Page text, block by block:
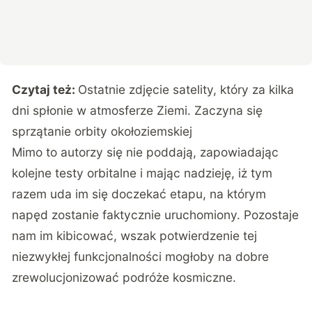
Czytaj też: Ostatnie zdjęcie satelity, który za kilka
dni spłonie w atmosferze Ziemi. Zaczyna się
sprzątanie orbity okołoziemskiej
Mimo to autorzy się nie poddają, zapowiadając
kolejne testy orbitalne i mając nadzieję, iż tym
razem uda im się doczekać etapu, na którym
napęd zostanie faktycznie uruchomiony. Pozostaje
nam im kibicować, wszak potwierdzenie tej
niezwykłej funkcjonalności mogłoby na dobre
zrewolucjonizować podróże kosmiczne.